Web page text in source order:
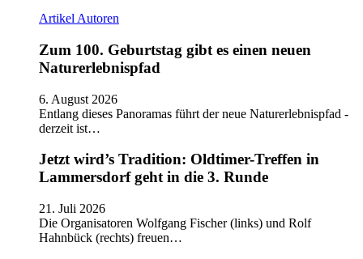
Artikel Autoren
Zum 100. Geburtstag gibt es einen neuen
Naturerlebnispfad
6. August 2026
Entlang dieses Panoramas führt der neue Naturerlebnispfad -
derzeit ist…
Jetzt wird’s Tradition: Oldtimer-Treffen in
Lammersdorf geht in die 3. Runde
21. Juli 2026
Die Organisatoren Wolfgang Fischer (links) und Rolf
Hahnbück (rechts) freuen…